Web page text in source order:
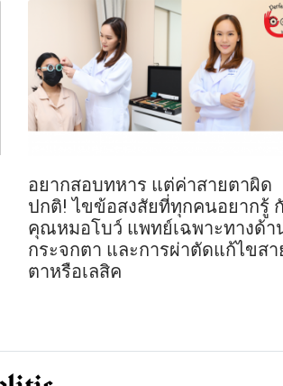
อยากสอบทหาร แต่ค่าสายตาผิด
ปกติ! ไขข้อสงสัยที่ทุกคนอยากรู้
คุณหมอโบว์ แพทย์เฉพาะทางด้า
กระจกตา และการผ่าตัดแก้ไขสา
ตาหรือเลสิค